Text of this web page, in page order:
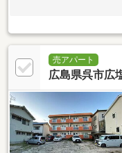
売アパート
広島県呉市広